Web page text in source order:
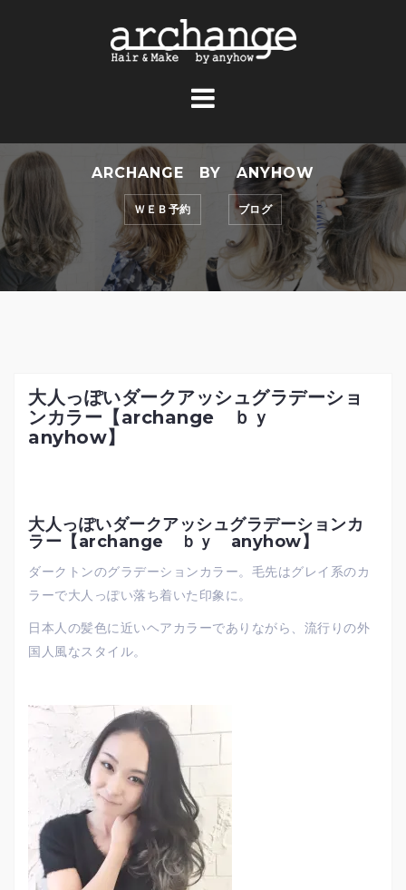
キ
プ
ARCHANGE BY ANYHOW
ＷＥＢ予約 ブログ
大人っぽいダークアッシュグラデーショ
ンカラー【archange ｂｙ
anyhow】
大人っぽいダークアッシュグラデーションカ
ラー【archange ｂｙ anyhow】
ダークトンのグラデーションカラー。毛先はグレイ系のカ
ラーで大人っぽい落ち着いた印象に。
日本人の髪色に近いヘアカラーでありながら、流行りの外
国人風なスタイル。